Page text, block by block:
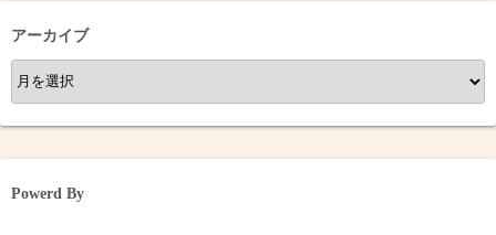
アーカイブ
ア
ー
カ
イ
ブ
Powerd By